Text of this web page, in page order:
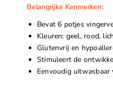
Belangrijke Kenmerken:
Bevat 6 potjes
Kleuren: geel, rood,
Glutenvrij en
Stimuleert de
Eenvoudig